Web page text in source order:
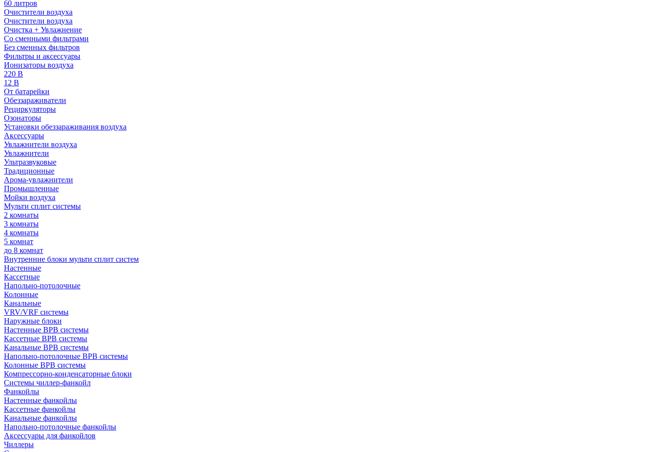
60 литров
Очистители воздуха
Очистители воздуха
Очистка + Увлажнение
Cо сменными фильтрами
Без сменных фильтров
Фильтры и аксессуары
Ионизаторы воздуха
220 В
12 В
От батарейки
Обеззараживатели
Рециркуляторы
Озонаторы
Установки обеззараживания воздуха
Аксессуары
Увлажнители воздуха
Увлажнители
Ультразвуковые
Традиционные
Арома-увлажнители
Промышленные
Мойки воздуха
Мульти сплит системы
2 комнаты
3 комнаты
4 комнаты
5 комнат
до 8 комнат
Внутренние блоки мульти сплит систем
Настенные
Кассетные
Напольно-потолочные
Колонные
Канальные
VRV/VRF системы
Наружные блоки
Настенные ВРВ системы
Кассетные ВРВ системы
Канальные ВРВ системы
Напольно-потолочные ВРВ системы
Колонные ВРВ системы
Компрессорно-конденсаторные блоки
Системы чиллер-фанкойл
Фанкойлы
Настенные фанкойлы
Кассетные фанкойлы
Канальные фанкойлы
Напольно-потолочные фанкойлы
Аксессуары для фанкойлов
Чиллеры